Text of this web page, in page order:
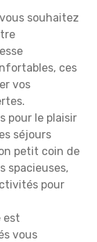
souhaitez
ces
vos
pour le plaisir
séjours
petit coin de
spacieuses,
pour
est
vous